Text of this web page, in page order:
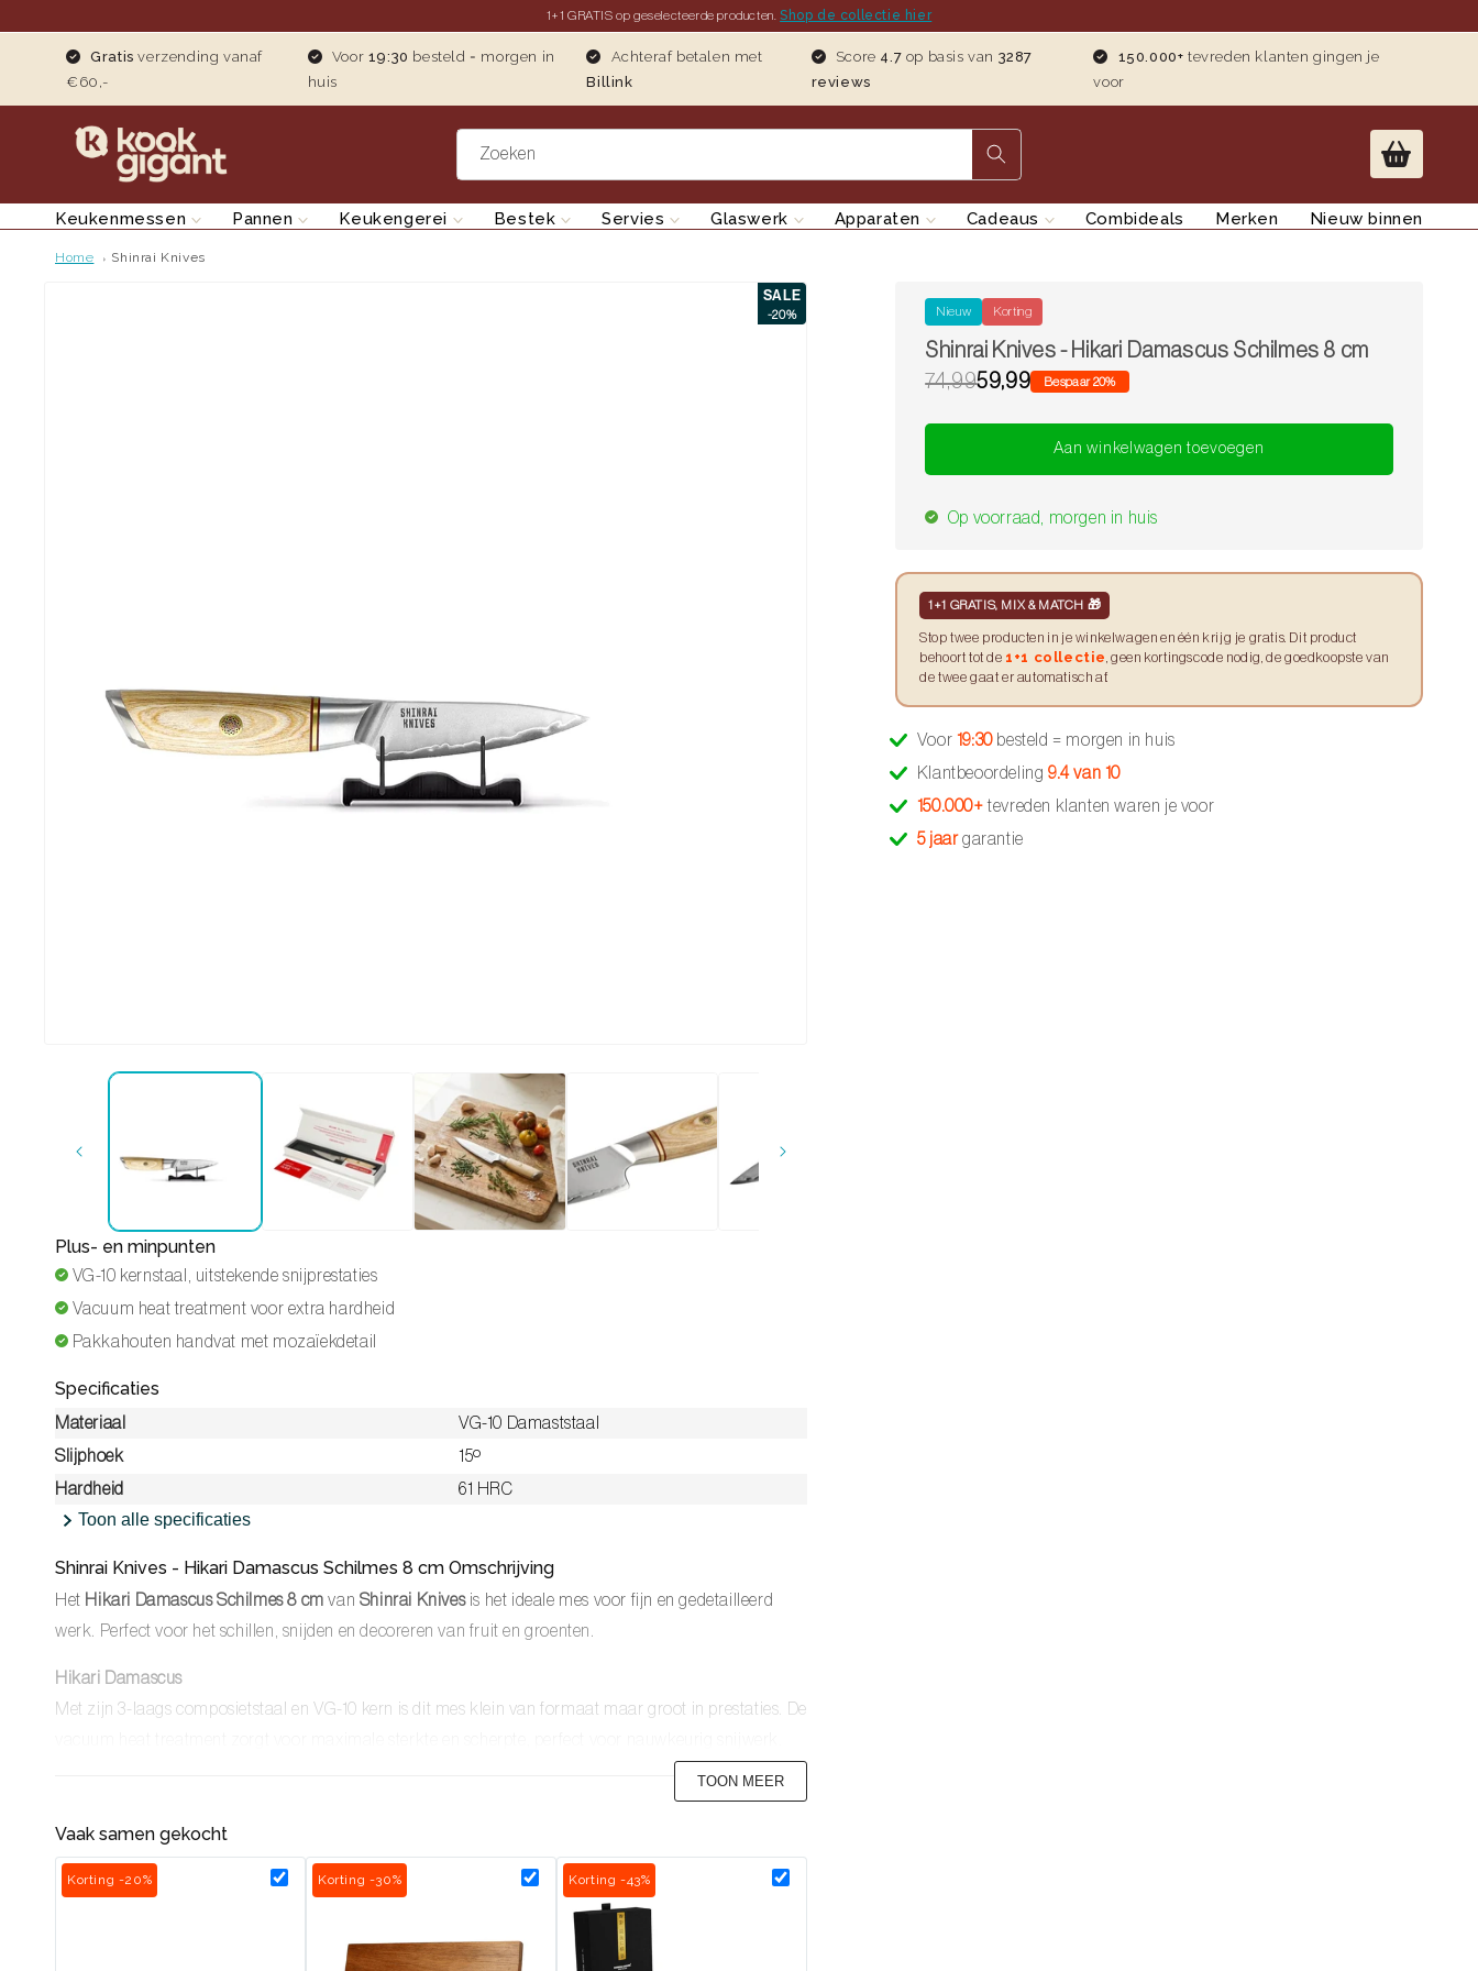
1+1 GRATIS op geselecteerde producten.Shop de collectie hier
Gratis verzending vanaf
€60,-
Voor 19:30 besteld = morgen in
huis
Achteraf betalen met
Billink
Score 4.7 op basis van 3287
reviews
150.000+ tevreden klanten gingen je
voor
Zoeken
Keukenmessen Pannen Keukengerei Bestek Servies Glaswerk Apparaten Cadeaus Combideals Merken Nieuw binnen
Home Shinrai Knives
SALE
-20%
Plus- en minpunten
VG-10 kernstaal, uitstekende snijprestaties
Vacuum heat treatment voor extra hardheid
Pakkahouten handvat met mozaïekdetail
Specificaties
Materiaal
VG-10 Damaststaal
Slijphoek
15º
Hardheid
61 HRC
Toon alle specificaties
Shinrai Knives - Hikari Damascus Schilmes 8 cm Omschrijving
Het Hikari Damascus Schilmes 8 cm van Shinrai Knivesis het ideale mes voor fijn en gedetailleerd
werk. Perfect voor het schillen, snijden en decoreren van fruit en groenten.
Hikari Damascus
Met zijn 3-laags composietstaal en VG-10 kern is dit mes klein van formaat maar groot in prestaties. De
3-laags composietstaal met VG-10 kern
Vacuum heat treatment: Verbetert de structuur van het staal voor optimale prestaties en levensduur.
de matte afwerking van het lemmet zorgt ervoor dat je eten minder snel zal
TOON MEER
Vaak samen gekocht
Korting -20% Korting -30% Korting -43%
Nieuw Korting
Shinrai Knives - Hikari Damascus Schilmes 8 cm
74,9959,99 Bespaar 20%
Aan winkelwagen toevoegen
Op voorraad, morgen in huis
1+1 GRATIS, MIX & MATCH 🎁
Stop twee producten in je winkelwagen en één krijg je gratis. Dit product
behoort tot de 1+1 collectie , geen kortingscode nodig, de goedkoopste van
de twee gaat er automatisch af.
Voor 19:30besteld = morgen in huis
Klantbeoordeling 9.4 van 10
150.000+tevreden klanten waren je voor
5 jaargarantie